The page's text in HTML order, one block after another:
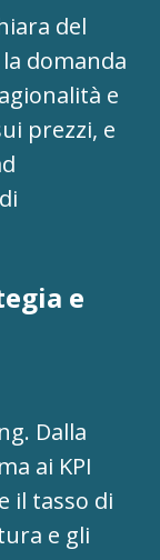
del
domanda
e
prezzi, e
e
Dalla
ai KPI
il tasso di
e gli